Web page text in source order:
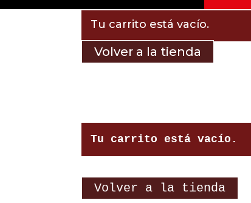
Tu carrito está vacío.
Volver a la tienda
Tu carrito está vacío.
Volver a la tienda